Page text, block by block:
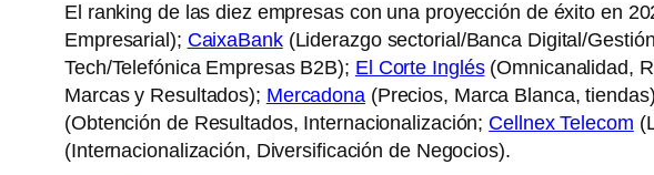
El ranking de las diez empresas con una proyección de éxito en
Empresarial); CaixaBank(Liderazgo sectorial/Banca Digital/
Tech/Telefónica Empresas B2B); El Corte Inglés(Omnicanalidad,
Marcas y Resultados); Mercadona(Precios, Marca Blanca,
(Obtención de Resultados, Internacionalización; Cellnex Telecom
(Internacionalización, Diversificación de Negocios).